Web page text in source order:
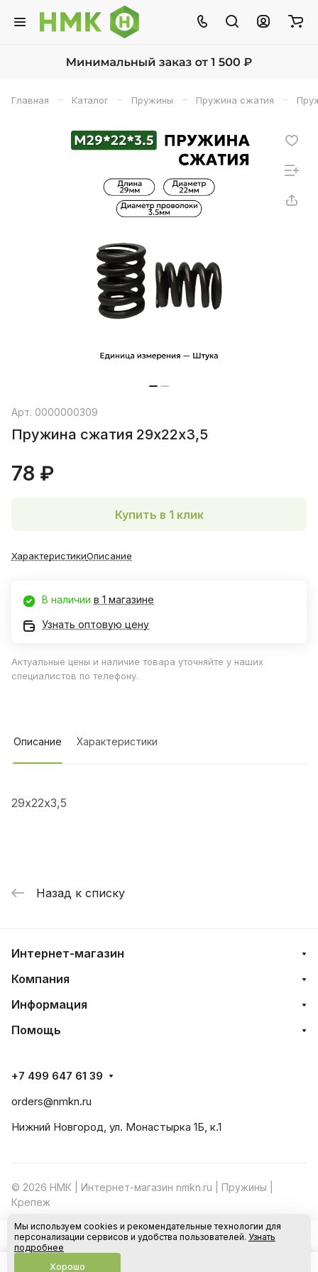
Главная – Каталог – Пружины – Пружина сжатия –
Арт. 0000000309
Пружина сжатия 29х22х3,5
78 ₽
В корзину
Купить в 1 клик
ХарактеристикиОписание
В наличии в 1 магазине
Узнать оптовую цену
Актуальные цены и наличие товара уточняйте у наших
специалистов по телефону.
Описание Характеристики
29х22х3,5
Назад к списку
Интернет-магазин
Компания
Информация
Помощь
+7 499 647 61 39
orders@nmkn.ru
Нижний Новгород, ул. Монастырка 1Б, к.1
© 2026 НМК | Интернет-магазин nmkn.ru | Пружины |
Крепеж
Конфиденциальность Оферта
Мы используем cookies и рекомендательные технологии для
персонализации сервисов и удобства пользователей. Узнать
подробнее
Хорошо